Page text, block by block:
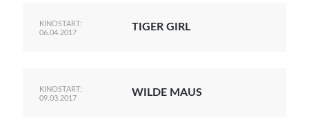
KINOSTART:
06.04.2017
TIGER GIRL
KINOSTART:
09.03.2017
WILDE MAUS